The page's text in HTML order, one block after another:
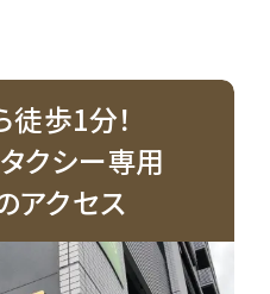
歩1分！
クシー専用
アクセス